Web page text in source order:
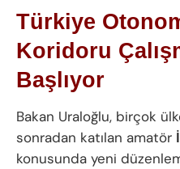
Türkiye
Koridoru
Başlıyor
Bakan Uraloğlu, birçok
sonradan katılan amatör
konusunda yeni